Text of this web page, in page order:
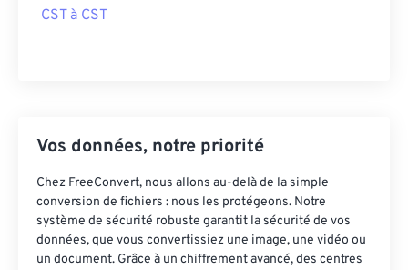
CST à CST
Vos données, notre priorité
Chez FreeConvert, nous allons au-delà de la simple
conversion de fichiers : nous les protégeons. Notre
système de sécurité robuste garantit la sécurité de vos
données, que vous convertissiez une image, une vidéo ou
un document. Grâce à un chiffrement avancé, des centres